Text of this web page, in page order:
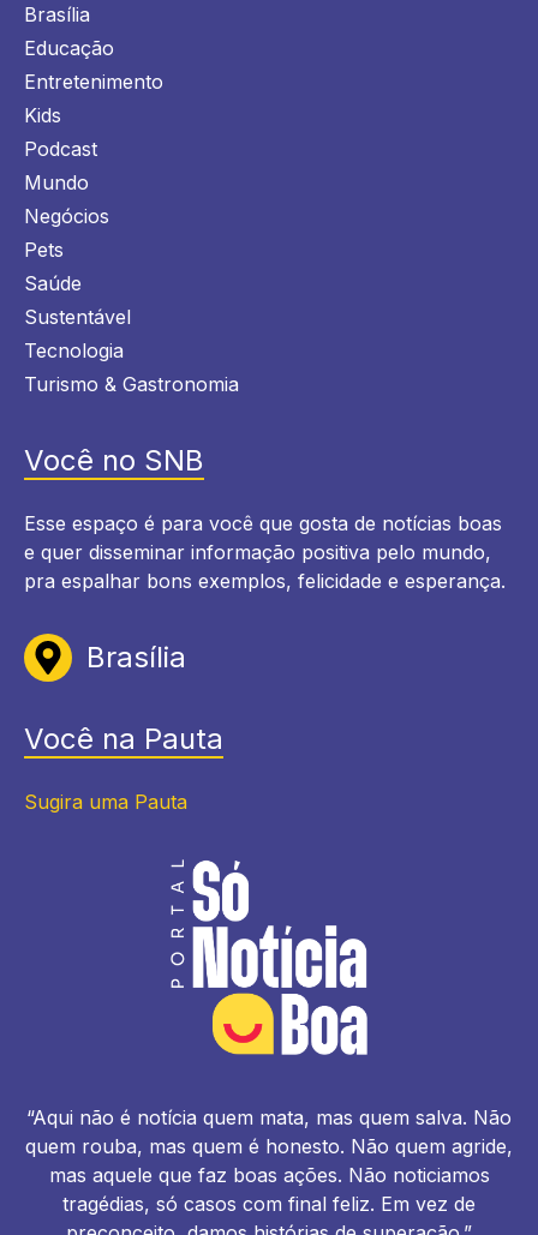
Brasília
Educação
Entretenimento
Kids
Podcast
Mundo
Negócios
Pets
Saúde
Sustentável
Tecnologia
Turismo & Gastronomia
Você no SNB
Esse espaço é para você que gosta de notícias boas
e quer disseminar informação positiva pelo mundo,
pra espalhar bons exemplos, felicidade e esperança.
Brasília
Você na Pauta
Sugira uma Pauta
“Aqui não é notícia quem mata, mas quem salva. Não
quem rouba, mas quem é honesto. Não quem agride,
mas aquele que faz boas ações. Não noticiamos
tragédias, só casos com final feliz. Em vez de